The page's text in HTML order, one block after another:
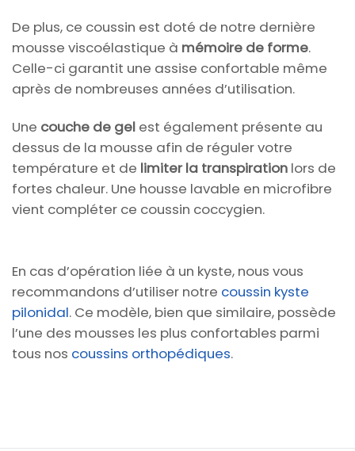
De plus, ce coussin est doté de notre dernière
mousse viscoélastique à mémoire de forme.
Celle-ci garantit une assise confortable même
après de nombreuses années d’utilisation.
Une couche de gel est également présente au
dessus de la mousse afin de réguler votre
température et de limiter la transpiration lors de
fortes chaleur. Une housse lavable en microfibre
vient compléter ce coussin coccygien.
En cas d’opération liée à un kyste, nous vous
recommandons d’utiliser notre coussin kyste
pilonidal. Ce modèle, bien que similaire, possède
l’une des mousses les plus confortables parmi
tous nos coussins orthopédiques.